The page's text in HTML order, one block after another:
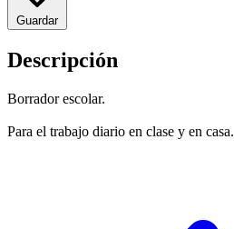
Guardar
Descripción
Borrador escolar.
Para el trabajo diario en clase y en casa.